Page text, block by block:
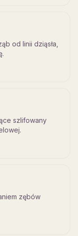
od linii dziąsła,
szlifowany
zębów